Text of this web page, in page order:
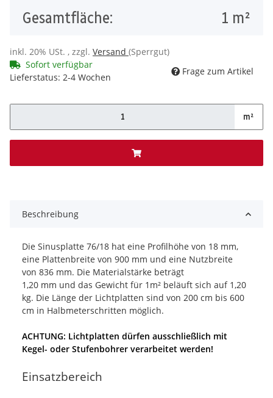
Gesamtfläche: 1 m²
inkl. 20% USt. , zzgl. Versand (Sperrgut)
Sofort verfügbar
Lieferstatus: 2-4 Wochen
Frage zum Artikel
m²
Beschreibung
Die Sinusplatte 76/18 hat eine Profilhöhe von 18 mm,
eine Plattenbreite von 900 mm und eine Nutzbreite
von 836 mm. Die Materialstärke beträgt
1,20 mm und das Gewicht für 1m² beläuft sich auf 1,20
kg. Die Länge der Lichtplatten sind von 200 cm bis 600
cm in Halbmeterschritten möglich.
ACHTUNG: Lichtplatten dürfen ausschließlich mit
Kegel- oder Stufenbohrer verarbeitet werden!
Einsatzbereich